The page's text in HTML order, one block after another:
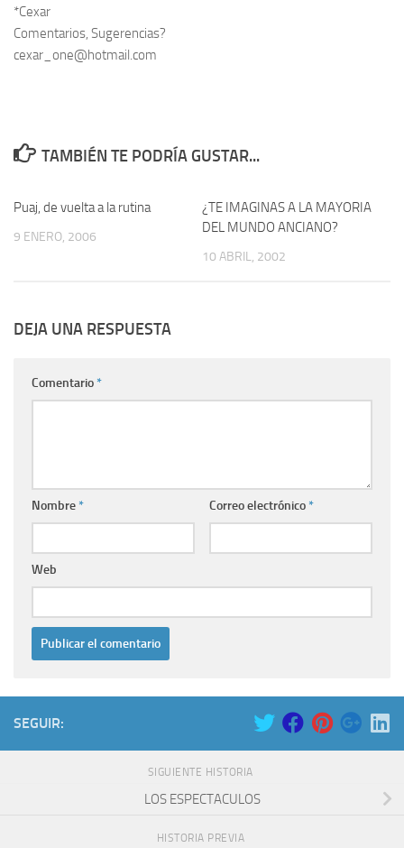
*Cexar
Comentarios, Sugerencias?
cexar_one@hotmail.com
TAMBIÉN TE PODRÍA GUSTAR...
Puaj, de vuelta a la rutina
9 ENERO, 2006
¿TE IMAGINAS A LA MAYORIA
DEL MUNDO ANCIANO?
10 ABRIL, 2002
DEJA UNA RESPUESTA
Comentario*
Nombre* Correo electrónico*
Web
SEGUIR:
SIGUIENTE HISTORIA
LOS ESPECTACULOS
HISTORIA PREVIA